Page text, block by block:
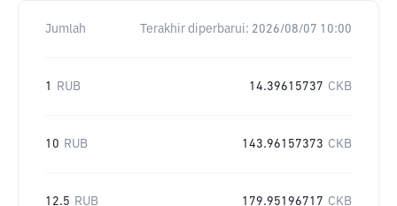
Jumlah Terakhir diperbarui: 2026/08/07 10:00
1 RUB 14.39615737 CKB
10 RUB 143.96157373 CKB
12.5 RUB 179.95196717 CKB